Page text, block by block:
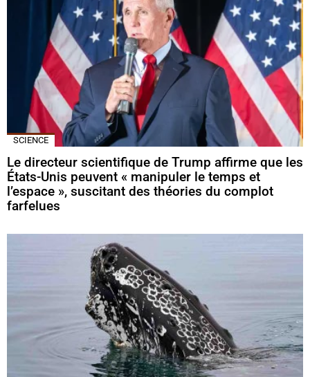
SCIENCE
Le directeur scientifique de Trump affirme que les
États-Unis peuvent « manipuler le temps et
l’espace », suscitant des théories du complot
farfelues